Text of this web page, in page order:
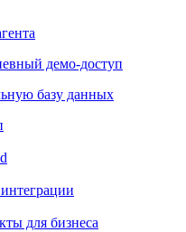
базу данных